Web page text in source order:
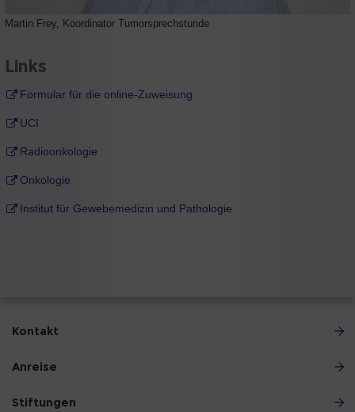
Martin Frey, Koordinator Tumorsprechstunde
Links
Formular für die online-Zuweisung
UCI
Radioonkologie
Onkologie
Institut für Gewebemedizin und Pathologie
Kontakt
Anreise
Stiftungen